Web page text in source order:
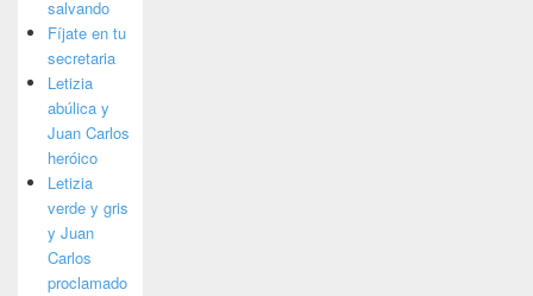
salvando
Fíjate en tu
secretaria
Letizia
abúlica y
Juan Carlos
heróico
Letizia
verde y gris
y Juan
Carlos
proclamado